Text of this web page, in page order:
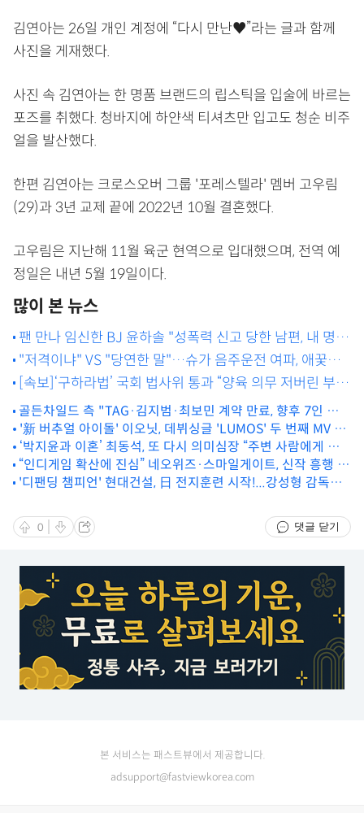
김연아는 26일 개인 계정에 “다시 만난♥”라는 글과 함께
사진을 게재했다.
사진 속 김연아는 한 명품 브랜드의 립스틱을 입술에 바르는
포즈를 취했다. 청바지에 하얀색 티셔츠만 입고도 청순 비주
얼을 발산했다.
한편 김연아는 크로스오버 그룹 '포레스텔라' 멤버 고우림
(29)과 3년 교제 끝에 2022년 10월 결혼했다.
고우림은 지난해 11월 육군 현역으로 입대했으며, 전역 예
정일은 내년 5월 19일이다.
많이 본 뉴스
팬 만나 임신한 BJ 윤하솔 "성폭력 신고 당한 남편, 내 명의
로 대출 받아 합의" [고딩엄빠5]
"저격이냐" VS "당연한 말"…슈가 음주운전 여파, 애꿎은
이영지에 '불똥' [MD이슈]
[속보]‘구하라법’ 국회 법사위 통과 “양육 의무 저버린 부모,
상속권 못 갖는다”[MD이슈]
골든차일드 측 "TAG·김지범·최보민 계약 만료, 향후 7인 체제
로 활동" [공식입장] (전문)
'新 버추얼 아이돌' 이오닛, 데뷔싱글 'LUMOS' 두 번째 MV 티
저 공개
‘박지윤과 이혼’ 최동석, 또 다시 의미심장 “주변 사람에게 잘
해야”
“인디게임 확산에 진심” 네오위즈·스마일게이트, 신작 흥행 예
고에 ‘들썩’
'디팬딩 챔피언' 현대건설, 日 전지훈련 시작!...강성형 감독
0 댓글 닫기
본 서비스는 패스트뷰에서 제공합니다.
adsupport@fastviewkorea.com